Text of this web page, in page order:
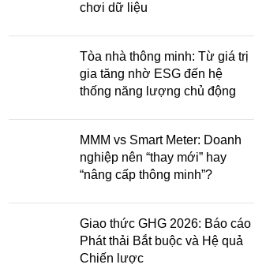
chơi dữ liệu
Tòa nhà thông minh: Từ giá trị
gia tăng nhờ ESG đến hệ
thống năng lượng chủ động
MMM vs Smart Meter: Doanh
nghiệp nên “thay mới” hay
“nâng cấp thông minh”?
Giao thức GHG 2026: Báo cáo
Phát thải Bắt buộc và Hệ quả
Chiến lược